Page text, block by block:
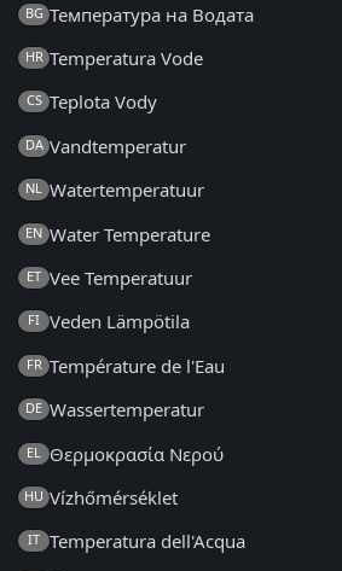
BG Температура на Водата
HR Temperatura Vode
CS Teplota Vody
DA Vandtemperatur
NL Watertemperatuur
EN Water Temperature
ET Vee Temperatuur
FI Veden Lämpötila
FR Température de l'Eau
DE Wassertemperatur
EL Θερμοκρασία Νερού
HU Vízhőmérséklet
IT Temperatura dell'Acqua